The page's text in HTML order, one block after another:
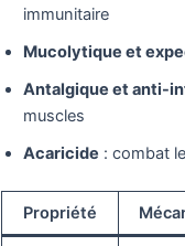
immunitaire
Mucolytique et
Antalgique et anti-
muscles
Acaricide : combat
Propriété